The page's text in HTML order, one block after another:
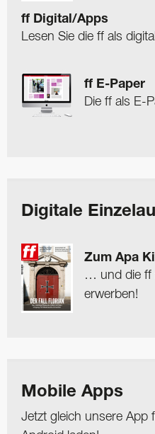
ff Digital/Apps
Lesen Sie die ff als
ff E-Paper
Die ff als E-
Digitale
Zum Apa
… und die ff
erwerben!
Mobile Apps
Jetzt gleich unsere App